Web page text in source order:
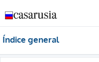
Índice general